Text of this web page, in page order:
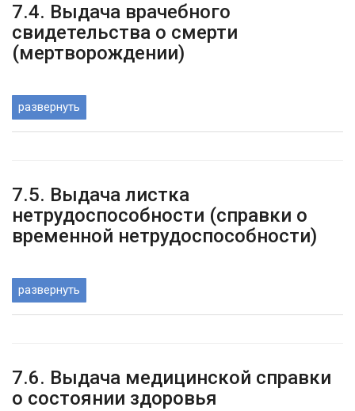
7.4. Выдача врачебного
свидетельства о смерти
(мертворождении)
развернуть
7.5. Выдача листка
нетрудоспособности (справки о
временной нетрудоспособности)
развернуть
7.6. Выдача медицинской справки
о состоянии здоровья